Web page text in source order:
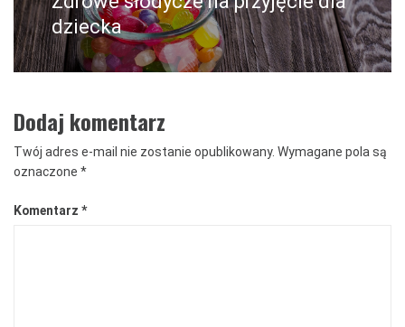
post:
dziecka
Dodaj komentarz
Twój adres e-mail nie zostanie opublikowany. Wymagane pola są
oznaczone *
Komentarz *